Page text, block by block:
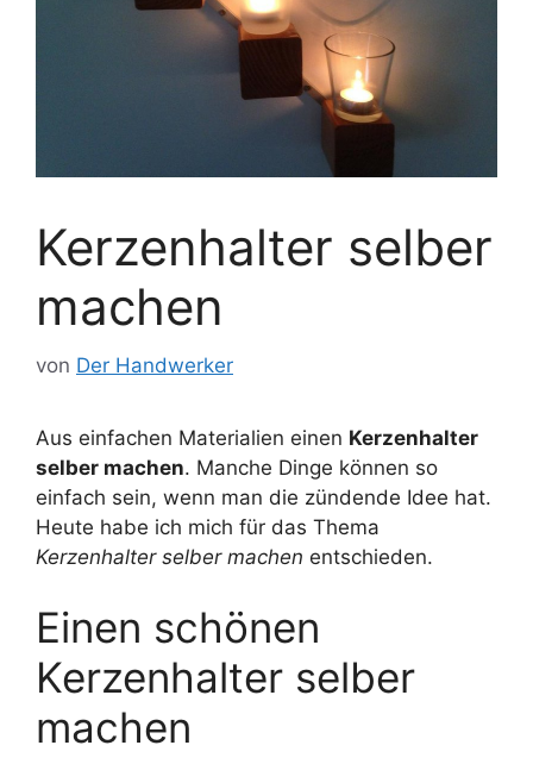
Kerzenhalter selber
machen
von Der Handwerker
Aus einfachen Materialien einen Kerzenhalter
selber machen. Manche Dinge können so
einfach sein, wenn man die zündende Idee hat.
Heute habe ich mich für das Thema
Kerzenhalter selber machen entschieden.
Einen schönen
Kerzenhalter selber
machen